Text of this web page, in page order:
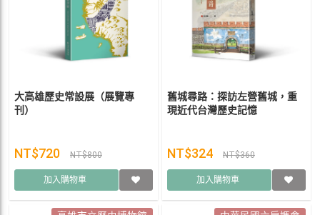
大高雄歷史常設展（展覽專
刊）
NT$720 NT$800
加入購物車
舊城尋路：探訪左營舊城，重
現近代台灣歷史記憶
NT$324 NT$360
加入購物車